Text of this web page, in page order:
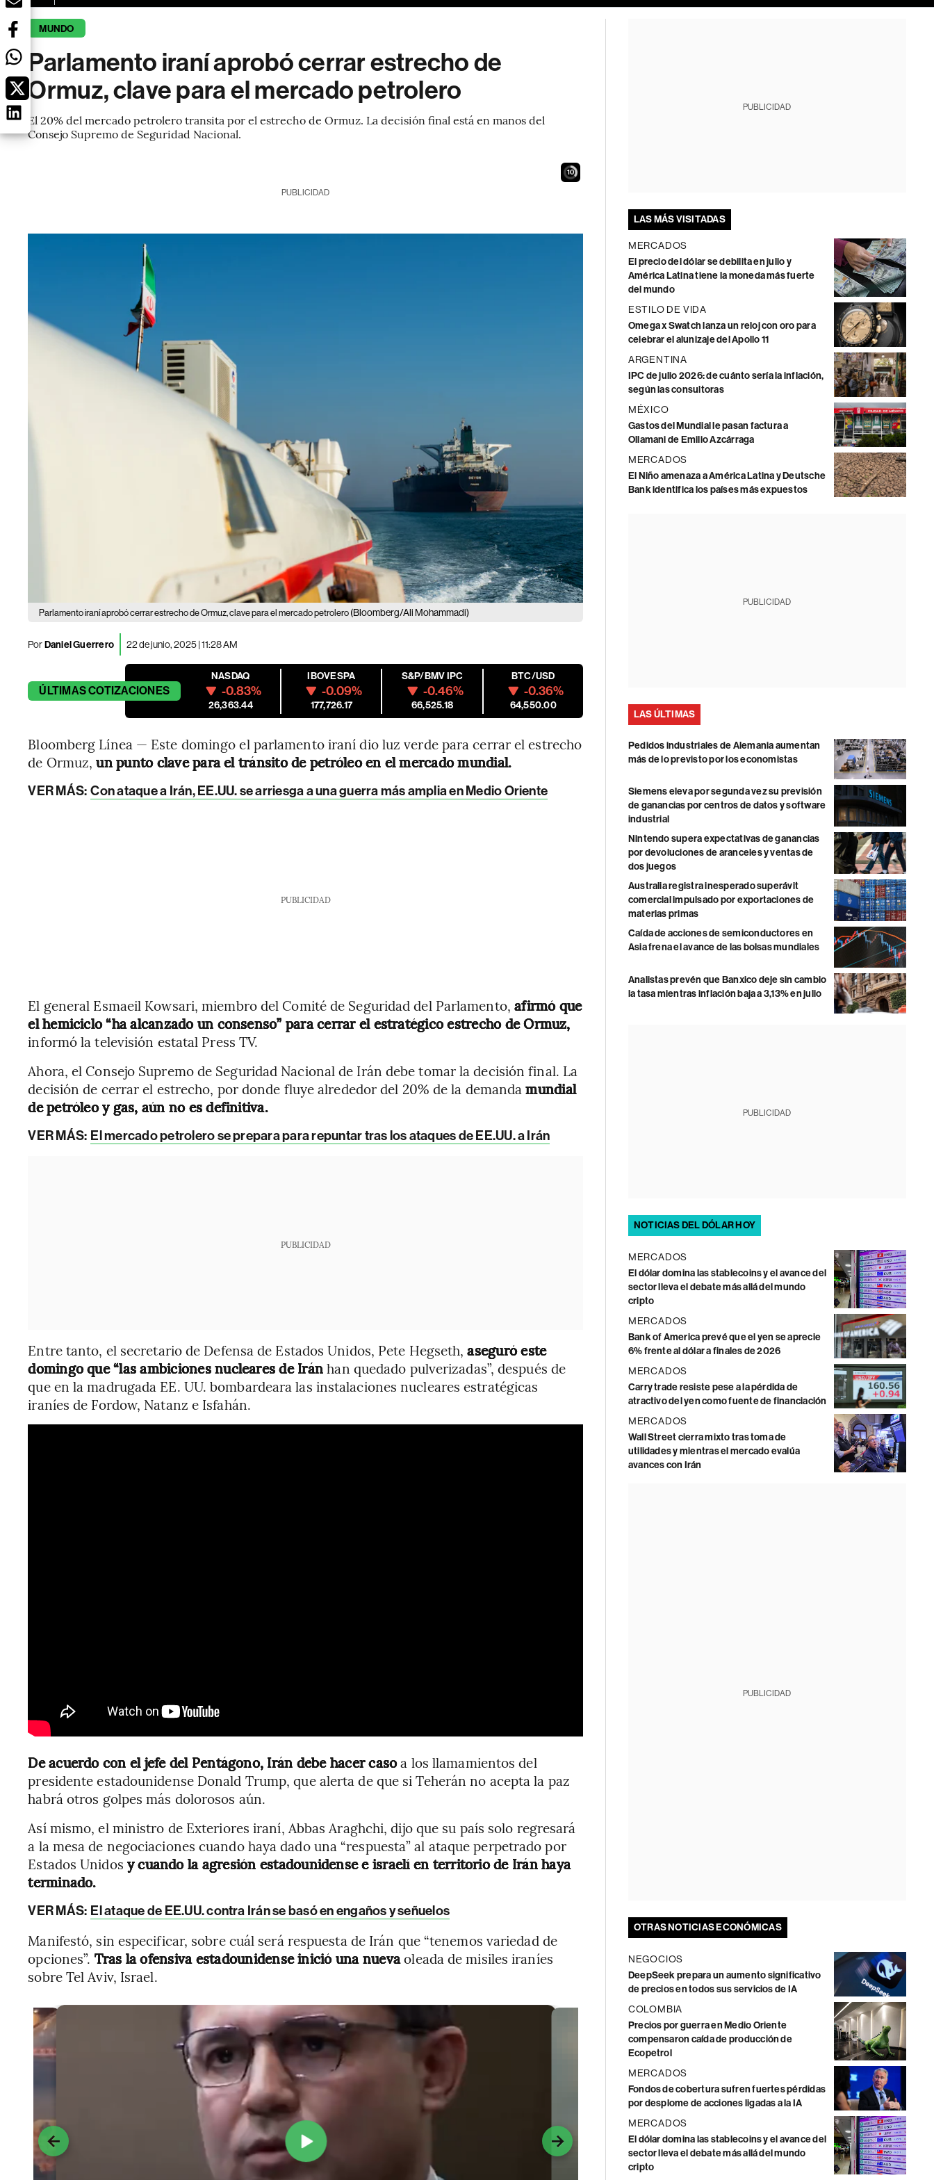
MUNDO
Parlamento iraní aprobó cerrar estrecho de
Ormuz, clave para el mercado petrolero
El 20% del mercado petrolero transita por el estrecho de Ormuz. La decisión final está en manos del
Consejo Supremo de Seguridad Nacional.
9
PUBLICIDAD
Parlamento iraní aprobó cerrar estrecho de Ormuz, clave para el mercado petrolero (Bloomberg/Ali Mohammadi)
PorDaniel Guerrero 22 de junio, 2025 | 11:28 AM
ÚLTIMASCOTIZACIONES
NASDAQ
-0.83%
26,363.44
IBOVESPA
-0.09%
177,726.17
S&P/BMV IPC
-0.46%
66,525.18
BTC/USD
-0.36%
64,550.00
Bloomberg Línea — Este domingo el parlamento iraní dio luz verde para cerrar el estrecho
de Ormuz, un punto clave para el tránsito de petróleo en el mercado mundial.
VER MÁS: Con ataque a Irán, EE.UU. se arriesga a una guerra más amplia en Medio Oriente
PUBLICIDAD
El general Esmaeil Kowsari, miembro del Comité de Seguridad del Parlamento, afirmó que
el hemiciclo “ha alcanzado un consenso” para cerrar el estratégico estrecho de Ormuz,
informó la televisión estatal Press TV.
Ahora, el Consejo Supremo de Seguridad Nacional de Irán debe tomar la decisión final. La
decisión de cerrar el estrecho, por donde fluye alrededor del 20% de la demandamundial
de petróleo y gas, aún no es definitiva.
VER MÁS: El mercado petrolero se prepara para repuntar tras los ataques de EE.UU. a Irán
PUBLICIDAD
Entre tanto, el secretario de Defensa de Estados Unidos, Pete Hegseth,aseguró este
domingo que “las ambiciones nucleares de Iránhan quedado pulverizadas”, después de
que en la madrugada EE. UU. bombardeara las instalaciones nucleares estratégicas
iraníes de Fordow, Natanz e Isfahán.
De acuerdo con el jefe del Pentágono, Irán debe hacer casoa los llamamientos del
presidente estadounidense Donald Trump, que alerta de que si Teherán no acepta la paz
habrá otros golpes más dolorosos aún.
Así mismo, el ministro de Exteriores iraní, Abbas Araghchi, dijo que su país solo regresará
a la mesa de negociaciones cuando haya dado una “respuesta” al ataque perpetrado por
Estados Unidos y cuando la agresión estadounidense e israelí en territorio de Irán haya
terminado.
VER MÁS: El ataque de EE.UU. contra Irán se basó en engaños y señuelos
Manifestó, sin especificar, sobre cuál será respuesta de Irán que “tenemos variedad de
opciones”. Tras la ofensiva estadounidense inició una nuevaoleada de misiles iraníes
sobre Tel Aviv, Israel.
PUBLICIDAD
LAS MÁS VISITADAS
MERCADOS
El precio del dólar se debilita en julio y
América Latina tiene la moneda más fuerte
del mundo
ESTILO DE VIDA
Omega x Swatch lanza un reloj con oro para
celebrar el alunizaje del Apollo 11
ARGENTINA
IPC de julio 2026: de cuánto sería la inflación,
según las consultoras
MÉXICO
Gastos del Mundial le pasan factura a
Ollamani de Emilio Azcárraga
MERCADOS
El Niño amenaza a América Latina y Deutsche
Bank identifica los países más expuestos
PUBLICIDAD
LAS ÚLTIMAS
Pedidos industriales de Alemania aumentan
más de lo previsto por los economistas
Siemens eleva por segunda vez su previsión
de ganancias por centros de datos y software
industrial
Nintendo supera expectativas de ganancias
por devoluciones de aranceles y ventas de
dos juegos
Australia registra inesperado superávit
comercial impulsado por exportaciones de
materias primas
Caída de acciones de semiconductores en
Asia frena el avance de las bolsas mundiales
Analistas prevén que Banxico deje sin cambio
la tasa mientras inflación baja a 3,13% en julio
PUBLICIDAD
NOTICIAS DEL DÓLAR HOY
MERCADOS
El dólar domina las stablecoins y el avance del
sector lleva el debate más allá del mundo
cripto
MERCADOS
Bank of America prevé que el yen se aprecie
6% frente al dólar a finales de 2026
MERCADOS
Carry trade resiste pese a la pérdida de
atractivo del yen como fuente de financiación
MERCADOS
Wall Street cierra mixto tras toma de
utilidades y mientras el mercado evalúa
avances con Irán
PUBLICIDAD
OTRAS NOTICIAS ECONÓMICAS
NEGOCIOS
DeepSeek prepara un aumento significativo
de precios en todos sus servicios de IA
COLOMBIA
Precios por guerra en Medio Oriente
compensaron caída de producción de
Ecopetrol
MERCADOS
Fondos de cobertura sufren fuertes pérdidas
por desplome de acciones ligadas a la IA
MERCADOS
El dólar domina las stablecoins y el avance del
sector lleva el debate más allá del mundo
cripto